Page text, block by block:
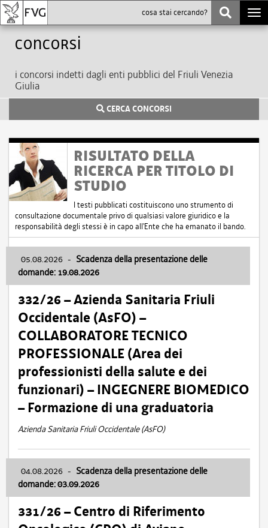
Concorsi
i concorsi indetti dagli enti pubblici del Friuli Venezia
Giulia
CERCA CONCORSI
RISULTATO DELLA
RICERCA PER TITOLO DI
STUDIO
I testi pubblicati costituiscono uno strumento di
consultazione documentale privo di qualsiasi valore giuridico e la
responsabilità degli stessi è in capo all'Ente che ha emanato il bando.
05.08.2026 - Scadenza della presentazione delle
domande: 19.08.2026
332/26 – Azienda Sanitaria Friuli
Occidentale (AsFO) –
COLLABORATORE TECNICO
PROFESSIONALE (Area dei
professionisti della salute e dei
funzionari) – INGEGNERE BIOMEDICO
– Formazione di una graduatoria
Azienda Sanitaria Friuli Occidentale (AsFO)
04.08.2026 - Scadenza della presentazione delle
domande: 03.09.2026
331/26 – Centro di Riferimento